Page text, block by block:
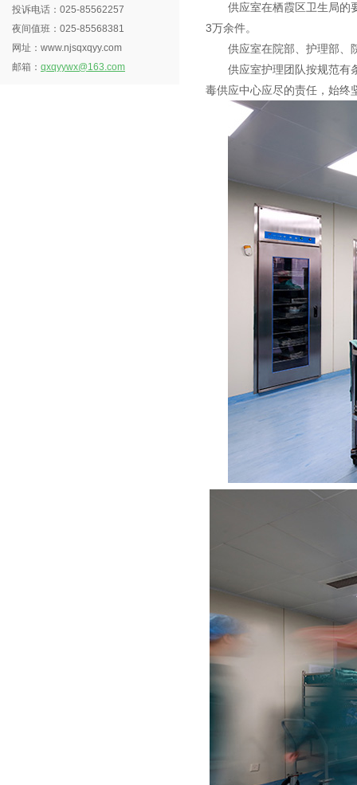
投诉电话：025-85562257
夜间值班：025-85568381
网址：www.njsqxqyy.com
邮箱： qxqyywx@163.com
供应室在栖霞区卫生局的
3万余件。
供应室在院部、护理部、
供应室护理团队按规范有
毒供应中心应尽的责任，始终